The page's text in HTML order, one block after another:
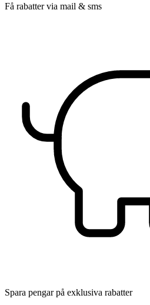
Få rabatter via mail & sms
Spara pengar på exklusiva rabatter